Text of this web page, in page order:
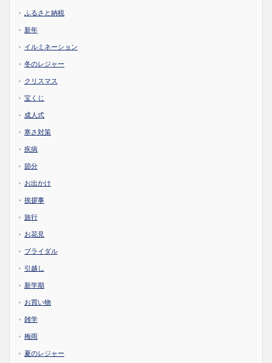
ふるさと納税
新年
イルミネーション
冬のレジャー
クリスマス
宝くじ
成人式
寒さ対策
疾病
節分
お出かけ
挨拶事
旅行
お花見
ブライダル
引越し
新学期
お買い物
雑学
梅雨
夏のレジャー